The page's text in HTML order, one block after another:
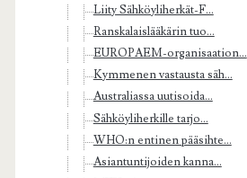
Liity Sähköyliherkät-F...
Ranskalaislääkärin tuo...
EUROPAEM-organisaation...
Kymmenen vastausta säh...
Australiassa uutisoida...
Sähköyliherkille tarjo...
WHO:n entinen pääsihte...
Asiantuntijoiden kanna...